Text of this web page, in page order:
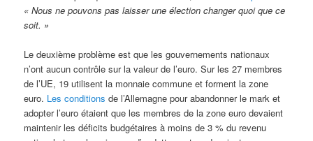
« Nous ne pouvons pas laisser une élection changer quoi que ce
soit. »
Le deuxième problème est que les gouvernements nationaux
n’ont aucun contrôle sur la valeur de l’euro. Sur les 27 membres
de l’UE, 19 utilisent la monnaie commune et forment la zone
euro. Les conditions de l’Allemagne pour abandonner le mark et
adopter l’euro étaient que les membres de la zone euro devaient
maintenir les déficits budgétaires à moins de 3 % du revenu